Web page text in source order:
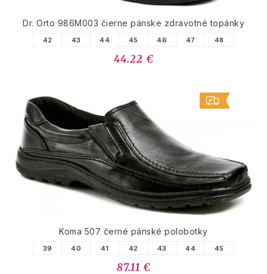
Dr. Orto 986M003 čierne pánske zdravotné topánky
42 43 44 45 46 47 48
44.22 €
Koma 507 černé pánské polobotky
39 40 41 42 43 44 45
87.11 €